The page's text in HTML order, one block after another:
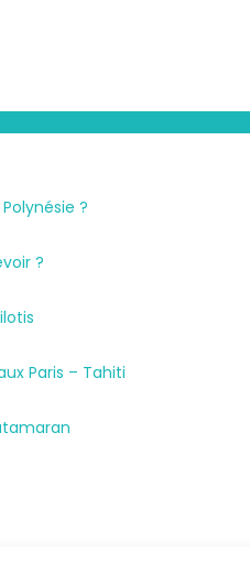
?
?
Paris – Tahiti